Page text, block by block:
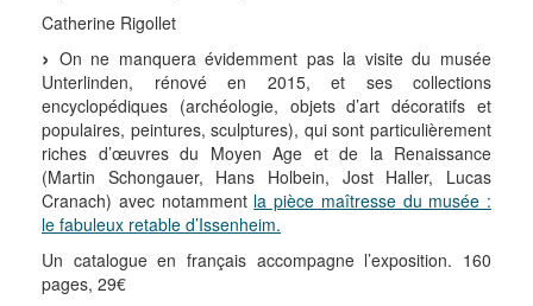
Catherine Rigollet
On ne manquera évidemment pas la visite du musée
Unterlinden, rénové en 2015, et ses collections
encyclopédiques (archéologie, objets d’art décoratifs et
populaires, peintures, sculptures), qui sont particulièrement
riches d’œuvres du Moyen Age et de la Renaissance
(Martin Schongauer, Hans Holbein, Jost Haller, Lucas
Cranach) avec notamment la pièce maîtresse du musée :
le fabuleux retable d’Issenheim.
Un catalogue en français accompagne l’exposition. 160
pages, 29€